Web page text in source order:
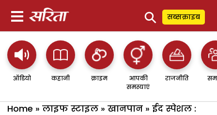
⚲ सब्सक्राइब
ऑडियो कहानी क्राइम
आपकी
समस्याएं
राजनीति
Home » लाइफ स्टाइल » खानपान » ईद स्पेशल :